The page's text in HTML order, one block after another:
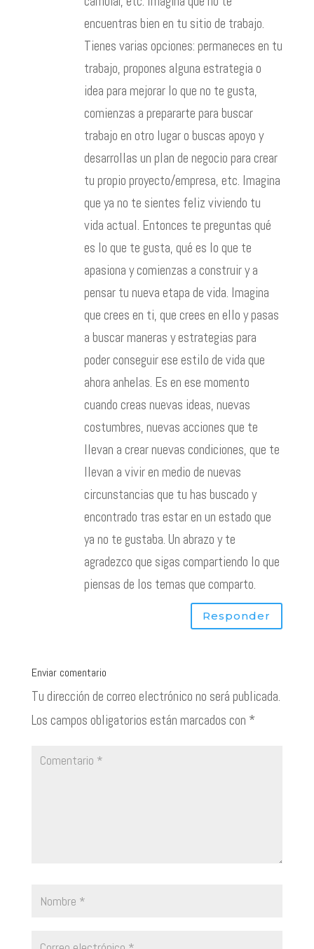
encuentras bien en tu sitio de trabajo.
Tienes varias opciones: permaneces en tu
trabajo, propones alguna estrategia o
idea para mejorar lo que no te gusta,
comienzas a prepararte para buscar
trabajo en otro lugar o buscas apoyo y
desarrollas un plan de negocio para crear
tu propio proyecto/empresa, etc. Imagina
que ya no te sientes feliz viviendo tu
vida actual. Entonces te preguntas qué
es lo que te gusta, qué es lo que te
apasiona y comienzas a construir y a
pensar tu nueva etapa de vida. Imagina
que crees en ti, que crees en ello y pasas
a buscar maneras y estrategias para
poder conseguir ese estilo de vida que
ahora anhelas. Es en ese momento
cuando creas nuevas ideas, nuevas
costumbres, nuevas acciones que te
llevan a crear nuevas condiciones, que te
llevan a vivir en medio de nuevas
circunstancias que tu has buscado y
encontrado tras estar en un estado que
ya no te gustaba. Un abrazo y te
agradezco que sigas compartiendo lo que
piensas de los temas que comparto.
Responder
Enviar comentario
Tu dirección de correo electrónico no será publicada.
Los campos obligatorios están marcados con *